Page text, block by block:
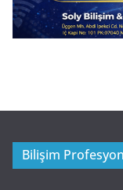
Bilişim